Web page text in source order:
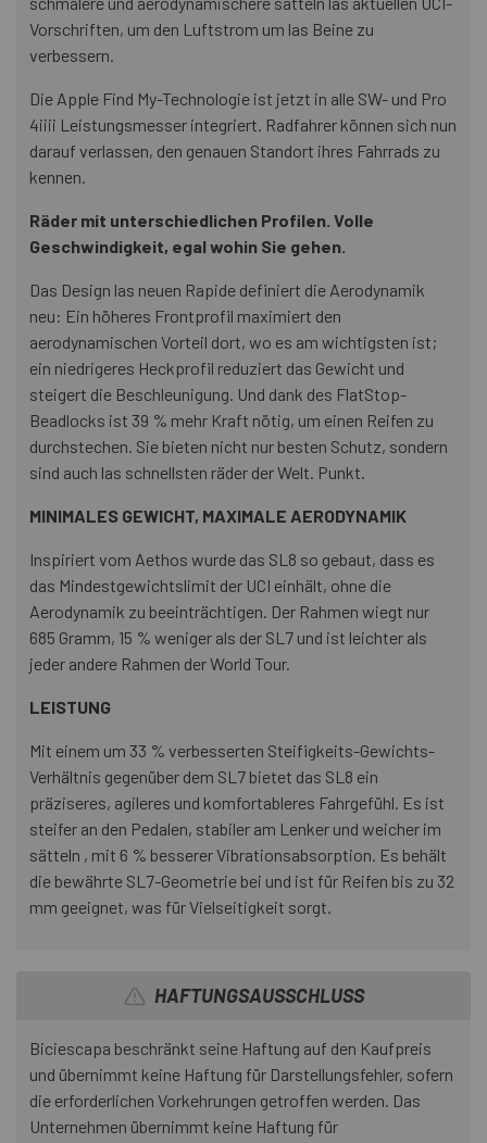
Vorschriften, um den Luftstrom um las Beine zu
verbessern.
Die Apple Find My-Technologie ist jetzt in alle SW- und Pro
4iiii Leistungsmesser integriert. Radfahrer können sich nun
darauf verlassen, den genauen Standort ihres Fahrrads zu
kennen.
Räder mit unterschiedlichen Profilen. Volle
Geschwindigkeit, egal wohin Sie gehen.
Das Design las neuen Rapide definiert die Aerodynamik
neu: Ein höheres Frontprofil maximiert den
aerodynamischen Vorteil dort, wo es am wichtigsten ist;
ein niedrigeres Heckprofil reduziert das Gewicht und
steigert die Beschleunigung. Und dank des FlatStop-
Beadlocks ist 39 % mehr Kraft nötig, um einen Reifen zu
durchstechen. Sie bieten nicht nur besten Schutz, sondern
sind auch las schnellsten räder der Welt. Punkt.
MINIMALES GEWICHT, MAXIMALE AERODYNAMIK
Inspiriert vom Aethos wurde das SL8 so gebaut, dass es
das Mindestgewichtslimit der UCI einhält, ohne die
Aerodynamik zu beeinträchtigen. Der Rahmen wiegt nur
685 Gramm, 15 % weniger als der SL7 und ist leichter als
jeder andere Rahmen der World Tour.
LEISTUNG
Mit einem um 33 % verbesserten Steifigkeits-Gewichts-
Verhältnis gegenüber dem SL7 bietet das SL8 ein
präziseres, agileres und komfortableres Fahrgefühl. Es ist
steifer an den Pedalen, stabiler am Lenker und weicher im
sätteln , mit 6 % besserer Vibrationsabsorption. Es behält
die bewährte SL7-Geometrie bei und ist für Reifen bis zu 32
mm geeignet, was für Vielseitigkeit sorgt.
HAFTUNGSAUSSCHLUSS
Biciescapa beschränkt seine Haftung auf den Kaufpreis
und übernimmt keine Haftung für Darstellungsfehler, sofern
die erforderlichen Vorkehrungen getroffen werden. Das
Unternehmen übernimmt keine Haftung für